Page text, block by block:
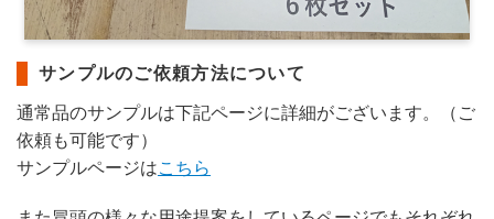
サンプルのご依頼方法について
通常品のサンプルは下記ページに詳細がございます。（ご
依頼も可能です）
サンプルページはこちら